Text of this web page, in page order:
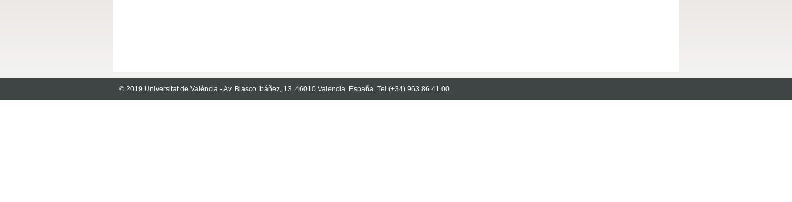
© 2019 Universitat de València - Av. Blasco Ibáñez, 13. 46010 Valencia. España. Tel (+34) 963 86 41 00